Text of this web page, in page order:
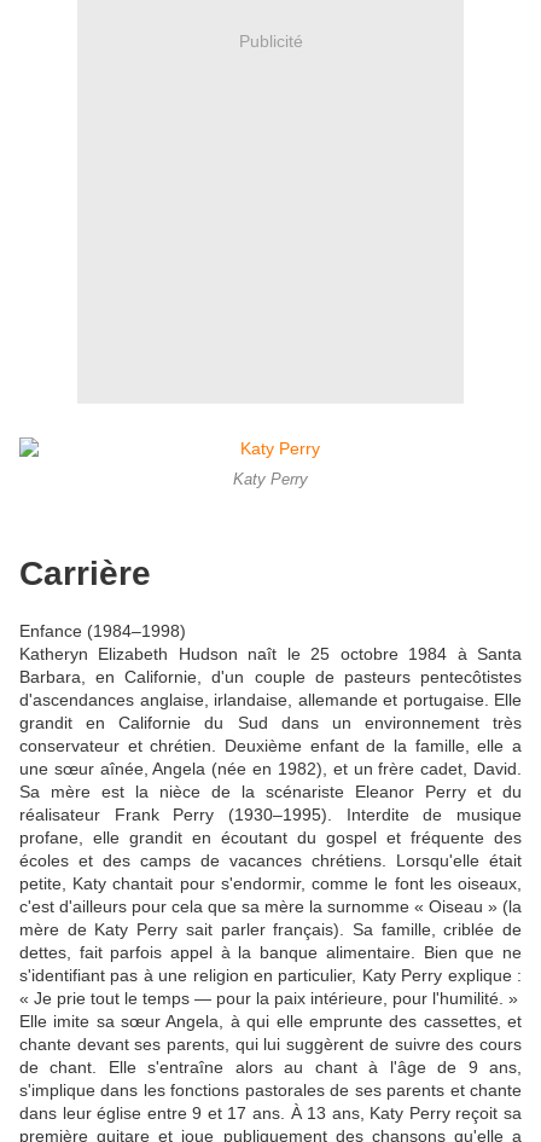
Publicité
Katy Perry
Carrière
Enfance (1984–1998)
Katheryn Elizabeth Hudson naît le 25 octobre 1984 à Santa
Barbara, en Californie, d'un couple de pasteurs pentecôtistes
d'ascendances anglaise, irlandaise, allemande et portugaise. Elle
grandit en Californie du Sud dans un environnement très
conservateur et chrétien. Deuxième enfant de la famille, elle a
une sœur aînée, Angela (née en 1982), et un frère cadet, David.
Sa mère est la nièce de la scénariste Eleanor Perry et du
réalisateur Frank Perry (1930–1995). Interdite de musique
profane, elle grandit en écoutant du gospel et fréquente des
écoles et des camps de vacances chrétiens. Lorsqu'elle était
petite, Katy chantait pour s'endormir, comme le font les oiseaux,
c'est d'ailleurs pour cela que sa mère la surnomme « Oiseau » (la
mère de Katy Perry sait parler français). Sa famille, criblée de
dettes, fait parfois appel à la banque alimentaire. Bien que ne
s'identifiant pas à une religion en particulier, Katy Perry explique :
« Je prie tout le temps — pour la paix intérieure, pour l'humilité. »
Elle imite sa sœur Angela, à qui elle emprunte des cassettes, et
chante devant ses parents, qui lui suggèrent de suivre des cours
de chant. Elle s'entraîne alors au chant à l'âge de 9 ans,
s'implique dans les fonctions pastorales de ses parents et chante
dans leur église entre 9 et 17 ans. À 13 ans, Katy Perry reçoit sa
première guitare et joue publiquement des chansons qu'elle a